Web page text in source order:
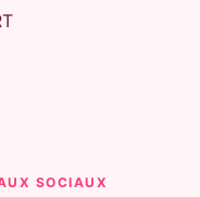
SOCIAUX